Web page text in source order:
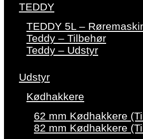
TEDDY
TEDDY 5L –
Teddy – Tilbehør
Teddy – Udstyr
Udstyr
Kødhakkere
62 mm Kødhakkere
82 mm Kødhakkere